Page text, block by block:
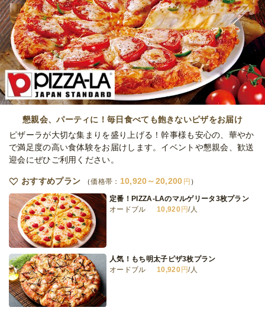
懐石ROKKASEN 華
オードブル
1,500円/人
懐石ROKKASEN 雅
懐石ROKKASEN 葵
オードブル
懇親会、パーティに！毎日食べても飽きないピザをお届け
ピザーラが大切な集まりを盛り上げる！幹事様も安心の、華やか
で満足度の高い食体験をお届けします。イベントや懇親会、歓送
迎会にぜひご利用ください。
おすすめプラン 価格帯： 10,920～20,200 円
定番！PIZZA-LAのマルゲリータ3枚プラン
オードブル
10,920 円/人
人気！もち明太子ピザ3枚プラン
オードブル
10,920円/人